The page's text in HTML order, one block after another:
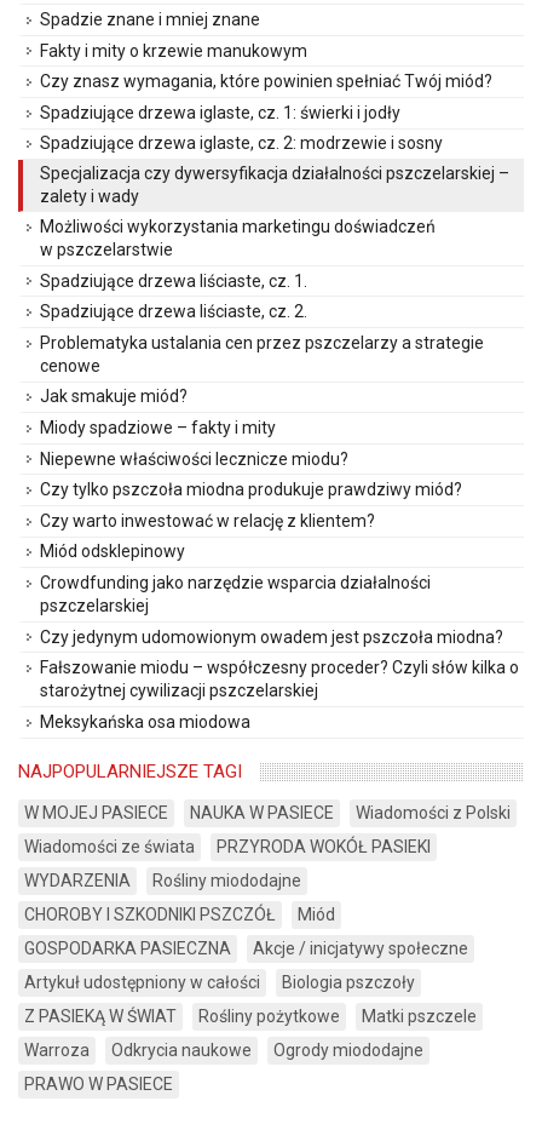
Spadzie znane i mniej znane
Fakty i mity o krzewie manukowym
Czy znasz wymagania, które powinien spełniać Twój miód?
Spadziujące drzewa iglaste, cz. 1: świerki i jodły
Spadziujące drzewa iglaste, cz. 2: modrzewie i sosny
Specjalizacja czy dywersyfikacja działalności pszczelarskiej –
zalety i wady
Możliwości wykorzystania marketingu doświadczeń
w pszczelarstwie
Spadziujące drzewa liściaste, cz. 1.
Spadziujące drzewa liściaste, cz. 2.
Problematyka ustalania cen przez pszczelarzy a strategie
cenowe
Jak smakuje miód?
Miody spadziowe – fakty i mity
Niepewne właściwości lecznicze miodu?
Czy tylko pszczoła miodna produkuje prawdziwy miód?
Czy warto inwestować w relację z klientem?
Miód odsklepinowy
Crowdfunding jako narzędzie wsparcia działalności
pszczelarskiej
Czy jedynym udomowionym owadem jest pszczoła miodna?
Fałszowanie miodu – współczesny proceder? Czyli słów kilka o
starożytnej cywilizacji pszczelarskiej
Meksykańska osa miodowa
NAJPOPULARNIEJSZE TAGI
W MOJEJ PASIECE NAUKA W PASIECE
Wiadomości z Polski
Wiadomości ze świata
PRZYRODA WOKÓŁ PASIEKI
WYDARZENIA
Rośliny miododajne
CHOROBY I SZKODNIKI PSZCZÓŁ
Miód
GOSPODARKA PASIECZNA
Akcje / inicjatywy społeczne
Artykuł udostępniony w całości
Biologia pszczoły
Z PASIEKĄ W ŚWIAT
Rośliny pożytkowe
Matki pszczele
Warroza
Odkrycia naukowe
Ogrody miododajne
PRAWO W PASIECE